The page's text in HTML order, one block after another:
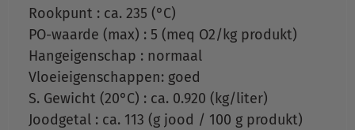
Rookpunt : ca. 235 (°C)
PO-waarde (max) : 5 (meq O2/kg produkt)
Hangeigenschap : normaal
Vloeieigenschappen: goed
S. Gewicht (20°C) : ca. 0.920 (kg/liter)
Joodgetal : ca. 113 (g jood / 100 g produkt)